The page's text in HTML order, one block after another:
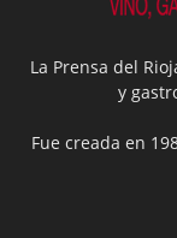
La Prensa del
y
Fue creada en